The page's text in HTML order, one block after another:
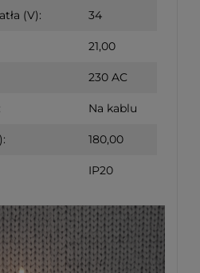
(V): 34
21,00
230 AC
Na kablu
180,00
IP20